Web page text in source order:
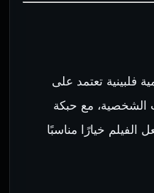
فلبينية تعتمد على
الشخصية، مع حبكة
خيارًا مناسبًا